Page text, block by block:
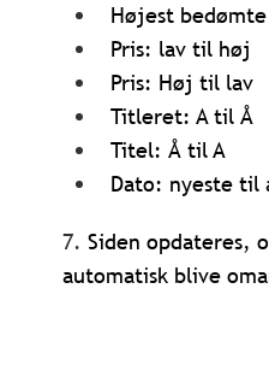
Højest bedømte
Pris: lav til høj
Pris: Høj til lav
Titleret: A til Å
Titel: Å til A
Dato: nyeste
7. Siden opdateres,
automatisk blive